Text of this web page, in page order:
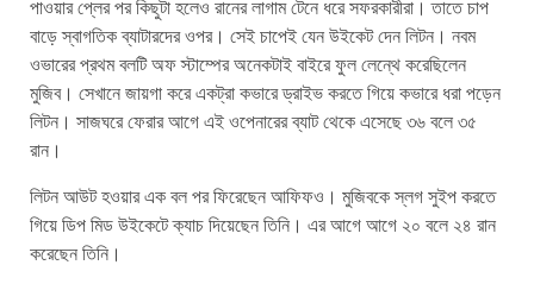
পাওয়ার প্লের পর কিছুটা হলেও রানের লাগাম টেনে ধরে সফরকারীরা। তাতে চাপ
বাড়ে স্বাগতিক ব্যাটারদের ওপর। সেই চাপেই যেন উইকেট দেন লিটন। নবম
ওভারের প্রথম বলটি অফ স্টাম্পের অনেকটাই বাইরে ফুল লেন্থে করেছিলেন
মুজিব। সেখানে জায়গা করে একট্রা কভারে ড্রাইভ করতে গিয়ে কভারে ধরা পড়েন
লিটন। সাজঘরে ফেরার আগে এই ওপেনারের ব্যাট থেকে এসেছে ৩৬ বলে ৩৫
রান।
লিটন আউট হওয়ার এক বল পর ফিরেছেন আফিফও। মুজিবকে স্লগ সুইপ করতে
গিয়ে ডিপ মিড উইকেটে ক্যাচ দিয়েছেন তিনি। এর আগে আগে ২০ বলে ২৪ রান
করেছেন তিনি।